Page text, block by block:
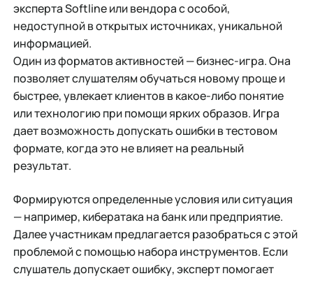
эксперта Softline или вендора с особой,
недоступной в открытых источниках, уникальной
информацией.
Один из форматов активностей — бизнес-игра. Она
позволяет слушателям обучаться новому проще и
быстрее, увлекает клиентов в какое-либо понятие
или технологию при помощи ярких образов. Игра
дает возможность допускать ошибки в тестовом
формате, когда это не влияет на реальный
результат.
Формируются определенные условия или ситуация
— например, кибератака на банк или предприятие.
Далее участникам предлагается разобраться с этой
проблемой с помощью набора инструментов. Если
слушатель допускает ошибку, эксперт помогает